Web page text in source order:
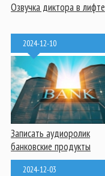
Озвучка диктора в лифте
2024-12-10
Записать аудиоролик
банковские продукты
2024-12-03